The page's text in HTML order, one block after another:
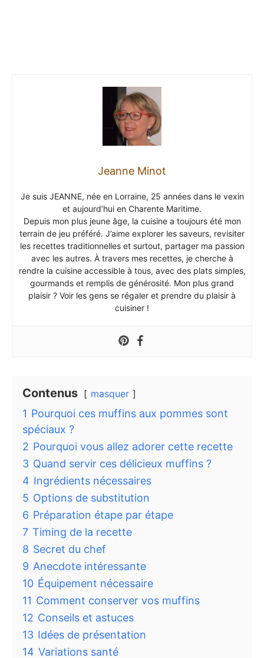
Jeanne Minot
Je suis JEANNE, née en Lorraine, 25 années dans le vexin
et aujourd’hui en Charente Maritime.
Depuis mon plus jeune âge, la cuisine a toujours été mon
terrain de jeu préféré. J’aime explorer les saveurs, revisiter
les recettes traditionnelles et surtout, partager ma passion
avec les autres. À travers mes recettes, je cherche à
rendre la cuisine accessible à tous, avec des plats simples,
gourmands et remplis de générosité. Mon plus grand
plaisir ? Voir les gens se régaler et prendre du plaisir à
cuisiner !
Contenus masquer
1 Pourquoi ces muffins aux pommes sont
spéciaux ?
2 Pourquoi vous allez adorer cette recette
3 Quand servir ces délicieux muffins ?
4 Ingrédients nécessaires
5 Options de substitution
6 Préparation étape par étape
7 Timing de la recette
8 Secret du chef
9 Anecdote intéressante
10 Équipement nécessaire
11 Comment conserver vos muffins
12 Conseils et astuces
13 Idées de présentation
14 Variations santé